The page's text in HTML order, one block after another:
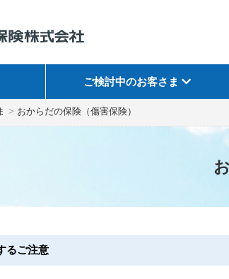
ご検討中のお客さま
おからだの保険（傷害保険）
るご注意